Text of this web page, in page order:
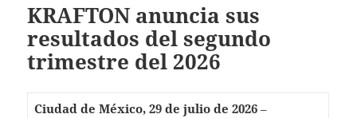
KRAFTON anuncia sus
resultados del segundo
trimestre del 2026
Ciudad de México, 29 de julio de 2026–